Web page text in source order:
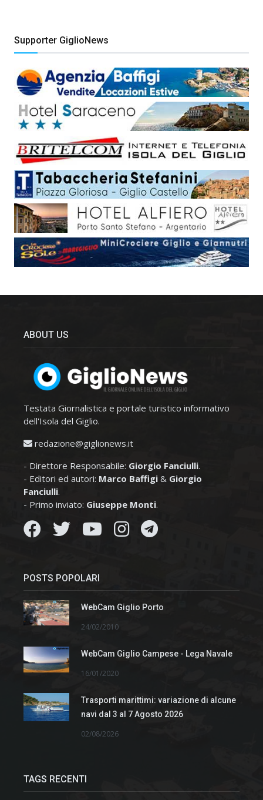
Supporter GiglioNews
ABOUT US
Testata Giornalistica e portale turistico informativo
dell'Isola del Giglio.
redazione@giglionews.it
- Direttore Responsabile: Giorgio Fanciulli.
- Editori ed autori: Marco Baffigi & Giorgio
Fanciulli.
- Primo inviato: Giuseppe Monti.
POSTS POPOLARI
WebCam Giglio Porto
24/02/2010
WebCam Giglio Campese - Lega Navale
16/01/2020
Trasporti marittimi: variazione di alcune
navi dal 3 al 7 Agosto 2026
02/08/2026
TAGS RECENTI